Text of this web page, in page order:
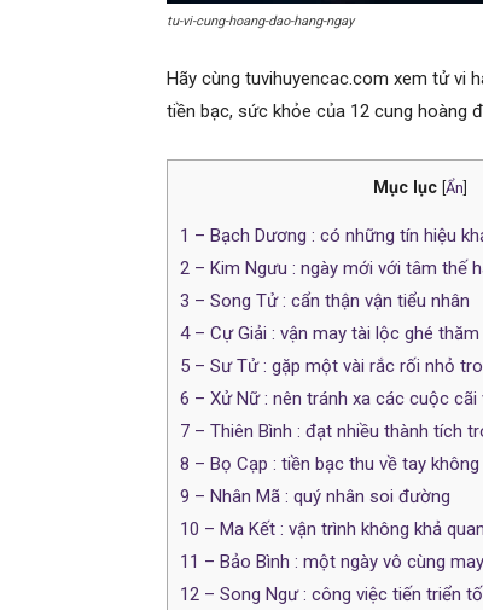
tu-vi-cung-hoang-dao-hang-ngay
Hãy cùng tuvihuyencac.com xem tử vi
tiền bạc, sức khỏe của 12 cung hoàng
Mục lục Ẩn
1 – Bạch Dương : có những tín hiệu
2 – Kim Ngưu : ngày mới với tâm thế
3 – Song Tử : cẩn thận vận tiểu nhân
4– Cự Giải : vận may tài lộc ghé thăm
5 – Sư Tử : gặp một vài rắc rối nhỏ
6 – Xử Nữ : nên tránh xa các cuộc cãi
7 – Thiên Bình : đạt nhiều thành tích
8 – Bọ Cạp : tiền bạc thu về tay
9 – Nhân Mã : quý nhân soi đường
10 – Ma Kết : vận trình không khả quan
11 – Bảo Bình : một ngày vô cùng
12 – Song Ngư : công việc tiến triển